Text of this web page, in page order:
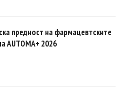
предност на фармацевтските
AUTOMA+ 2026